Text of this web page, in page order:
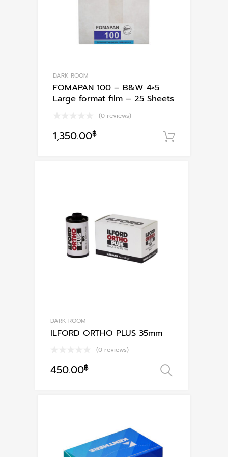
DARK ROOM
FOMAPAN 100 – B&W 4×5
Large format film – 25 Sheets
(0 reviews)
1,350.00฿
DARK ROOM
ILFORD ORTHO PLUS 35mm
(0 reviews)
450.00฿
This
options